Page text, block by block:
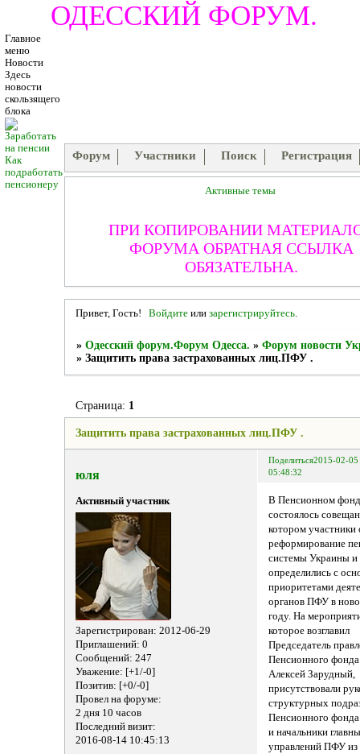
ОДЕССКИЙ ФОРУМ.
Главное
меню
Новости
Здесь
новости
скользящего
блока
Как
подработать
пенсионеру
Форум Участники Поиск Регистрация
Активные темы
ПРИ КОПИРОВАНИИ
ФОРУМА ОБРАТНАЯ ССЫЛКА
ОБЯЗАТЕЛЬНА.
Привет, Гость! Войдитеили зарегистрируйтесь.
» Одесский форум.Форум Одесса. » Форум новости
» Защитить права застрахованных лиц.ПФУ .
Защитить права застрахованных лиц.ПФУ .
Страница: 1
Поделиться2015-02-05
05:48:32
юля
Активный участник
Зарегистрирован: 2012-06-29
Приглашений: 0
Сообщений: 247
Уважение: [+1/-0]
Позитив: [+0/-0]
Провел на форуме:
2 дня 10 часов
Последний визит:
2016-08-14 10:45:13
В Пенсионном
состоялось
котором участники
реформирование
системы Украины и
определились с
приоритетами
органов ПФУ в
году. На
которое возглавил
Председатель
Пенсионного
Алексей Зарудный,
присутствовали
структурных
Пенсионного
и начальники
управлений ПФУ из